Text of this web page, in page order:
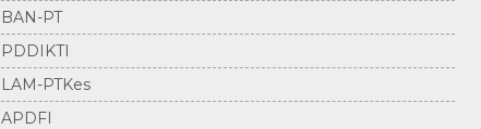
BAN-PT
PDDIKTI
LAM-PTKes
APDFI